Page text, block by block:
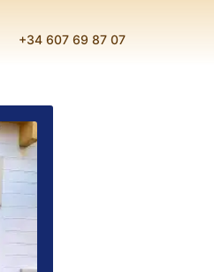
+34 607 69 87 07